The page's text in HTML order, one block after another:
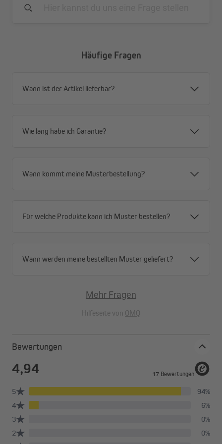
deinen Rollomagneten montieren kannst, am Beispiel eines
Schritt 1
Ziehe die Beschwerungsleiste ein Stück aus der Rolloschlaufe
und klebe den Magnetstreifen zur Fensterseite zeigend auf die
Leiste.
Häufige Fragen
Wann ist der Artikel lieferbar?
Wie lang habe ich Garantie?
Wann kommt meine Musterbestellung?
Für welche Produkte kann ich Muster bestellen?
Wann werden meine bestellten Muster geliefert?
Mehr Fragen
Hilfeseite von OMQ
Bewertungen